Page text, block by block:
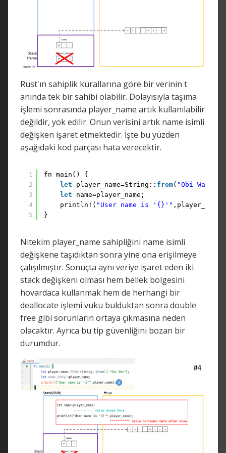
Rust'ın sahiplik kurallarına göre bir verinin t
anında tek bir sahibi olabilir. Dolayısıyla taşıma
işlemi sonrasında player_name artık kullanılabilir
değildir, yok edilir. Onun verisini artık name isimli
değişken işaret etmektedir. İşte bu yüzden
aşağıdaki kod parçası hata verecektir.
1
2
3
4
5
fn main() {
let
player_name=String:: from( "Obi Wan"
let
name=player_name;
println!( "User name is '{}'" ,player_name)
}
Nitekim player_name sahipliğini name isimli
değişkene taşıdıktan sonra yine ona erişilmeye
çalışılmıştır. Sonuçta aynı veriye işaret eden iki
stack değişkeni olması hem bellek bölgesini
hovardaca kullanmak hem de herhangi bir
deallocate işlemi vuku bulduktan sonra double
free gibi sorunların ortaya çıkmasına neden
olacaktır. Ayrıca bu tip güvenliğini bozan bir
durumdur.